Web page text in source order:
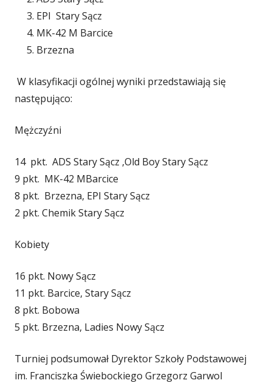
EPI Stary Sącz
MK-42 M Barcice
Brzezna
W klasyfikacji ogólnej wyniki przedstawiają się
następująco:
Mężczyźni
14 pkt. ADS Stary Sącz ,Old Boy Stary Sącz
9 pkt. MK-42 MBarcice
8 pkt. Brzezna, EPI Stary Sącz
2 pkt. Chemik Stary Sącz
Kobiety
16 pkt. Nowy Sącz
11 pkt. Barcice, Stary Sącz
8 pkt. Bobowa
5 pkt. Brzezna, Ladies Nowy Sącz
Turniej podsumował Dyrektor Szkoły Podstawowej
im. Franciszka Świebockiego Grzegorz Garwol